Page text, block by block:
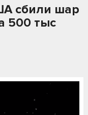
сбили шар
500 тыс